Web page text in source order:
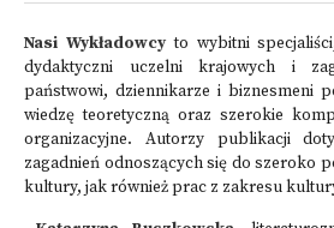
Nasi Wykładowcyto wybitni
dydaktyczni uczelni krajowych i
państwowi, dziennikarze i biznesmeni
wiedzę teoretyczną oraz szerokie
organizacyjne. Autorzy publikacji
zagadnień odnoszących się do szeroko
kultury, jak również prac z zakresu